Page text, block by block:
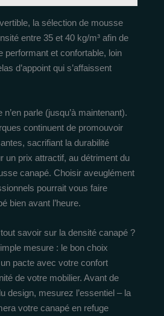
la sélection de mousse
entre 35 et 40 kg/m³ afin de
performant et confortable, loin
d’appoint qui s’affaissent
parle (jusqu’à maintenant).
continuent de promouvoir
sacrifiant la durabilité
un prix attractif, au détriment du
canapé. Choisir aveuglément
pourrait vous faire
bien avant l’heure.
savoir sur la densité canapé ?
mesure : le bon choix
pacte avec votre confort
de votre mobilier. Avant de
design, mesurez l’essentiel – la
votre canapé en refuge